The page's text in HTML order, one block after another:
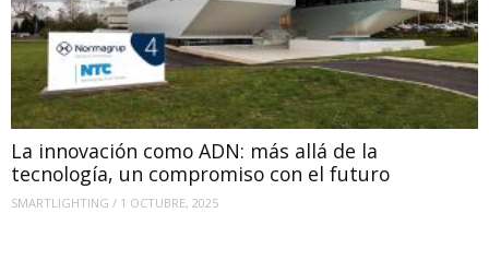
La innovación como ADN: más allá de la
tecnología, un compromiso con el futuro
SMARTLIGHTING / 1 OCTUBRE, 2025